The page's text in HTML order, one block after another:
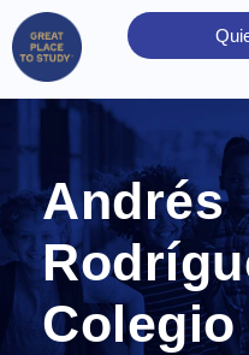
Andrés
Colegio